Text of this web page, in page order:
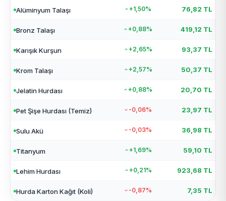
Alüminyum Talaşı +1,50% 76,82 TL
Bronz Talaşı +0,88% 419,12 TL
Karışık Kurşun +2,65% 93,37 TL
Krom Talaşı +2,57% 50,37 TL
Jelatin Hurdası +0,88% 20,70 TL
Pet Şişe Hurdası (Temiz) -0,06% 23,97 TL
Sulu Akü -0,03% 36,98 TL
Titanyum +1,69% 59,10 TL
Lehim Hurdası +0,21% 923,68 TL
Hurda Karton Kağıt (Koli) -0,87% 7,35 TL